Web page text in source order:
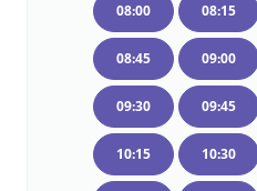
08:00 08:15
08:45 09:00
09:30 09:45
10:15 10:30